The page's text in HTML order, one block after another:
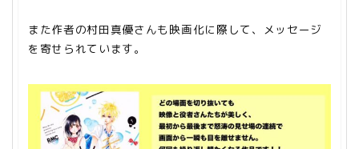
また作者の村田真優さんも映画化に際して、メッセージ
を寄せられています。